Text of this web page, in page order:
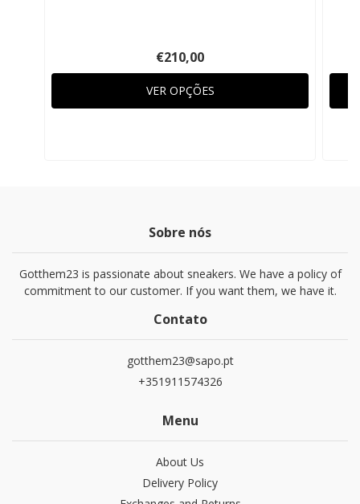
€210,00
VER OPÇÕES
Sobre nós
Gotthem23 is passionate about sneakers. We have a policy of
commitment to our customer. If you want them, we have it.
Contato
gotthem23@sapo.pt
+351911574326
Menu
About Us
Delivery Policy